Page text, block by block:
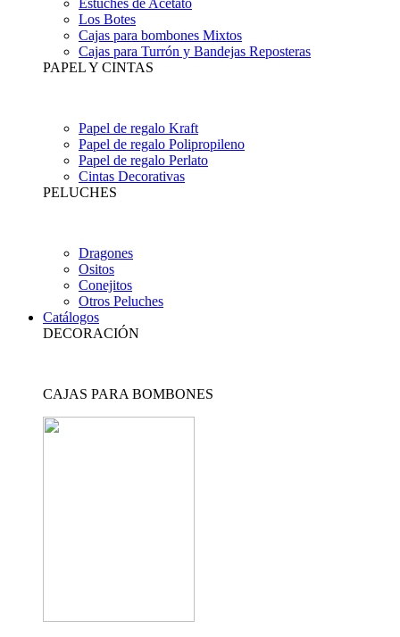
Estuches de Acetato
Los Botes
Cajas para bombones Mixtos
Cajas para Turrón y Bandejas Reposteras
PAPEL Y CINTAS
Papel de regalo Kraft
Papel de regalo Polipropileno
Papel de regalo Perlato
Cintas Decorativas
PELUCHES
Dragones
Ositos
Conejitos
Otros Peluches
Catálogos
DECORACIÓN
CAJAS PARA BOMBONES